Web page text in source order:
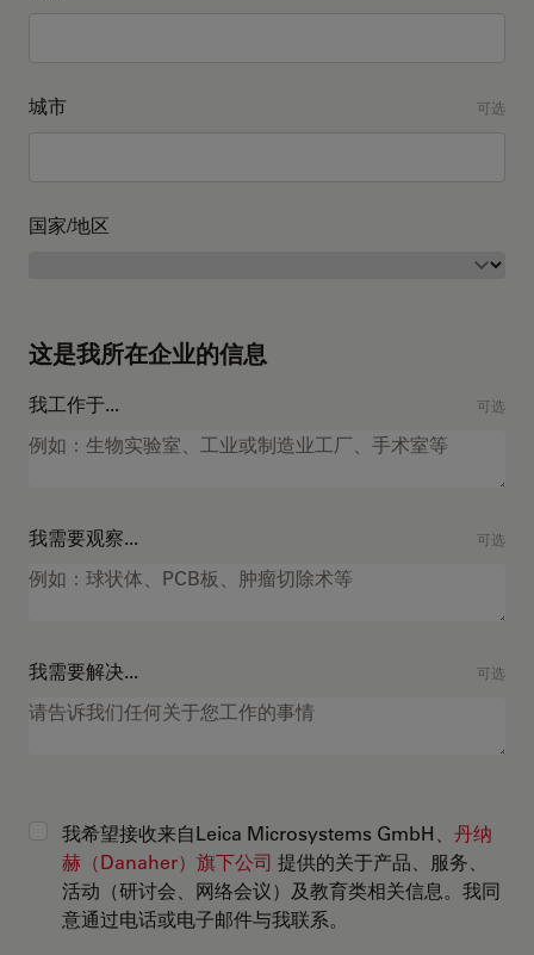
城市 可选
国家/地区
这是我所在企业的信息
我工作于... 可选
我需要观察... 可选
我需要解决... 可选
我希望接收来自Leica Microsystems GmbH、 丹纳
赫（Danaher）旗下公司 提供的关于产品、服务、
活动（研讨会、网络会议）及教育类相关信息。我同
意通过电话或电子邮件与我联系。